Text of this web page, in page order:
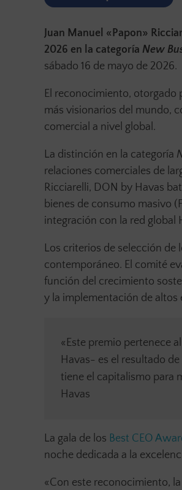
Juan Manuel «Papon»
2026 en la categoría New
sábado 16 de mayo de 2026.
El reconocimiento, otorgado
más visionarios del mundo,
comercial a nivel global.
La distinción en la categoría
relaciones comerciales de
Ricciarelli, DON by Havas
bienes de consumo masivo
integración con la red global
Los criterios de selección de
contemporáneo. El comité
función del crecimiento
y la implementación de altos
«Este premio pertenece
Havas- es el resultado
tiene el capitalismo para
Havas
La gala de los Best CEO
noche dedicada a la
«Con este reconocimiento,